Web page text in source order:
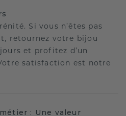
Si vous n’êtes pas
retournez votre bijou
et profitez d’un
satisfaction est notre
: Une valeur